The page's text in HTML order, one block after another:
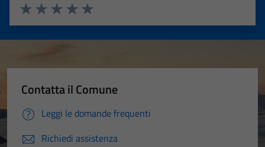
Valuta 5 stelle su 5
Valuta 4 stelle su 5
Valuta 3 stelle su 5
Valuta 2 stelle su 5
Valuta 1 stelle su 5
Contatta il Comune
Leggi le domande frequenti
Richiedi assistenza